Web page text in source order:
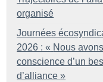
organisé
Journées
2026 : « Nous
conscience d’un
d’alliance »